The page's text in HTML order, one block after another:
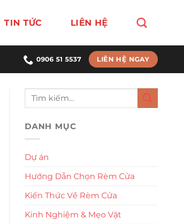
TIN TỨC LIÊN HỆ
0906 51 5537 LIÊN HỆ NGAY
DANH MỤC
Dự án
Hướng Dẫn Chọn Rèm Cửa
Kiến Thức Về Rèm Cửa
Kinh Nghiệm & Mẹo Vặt